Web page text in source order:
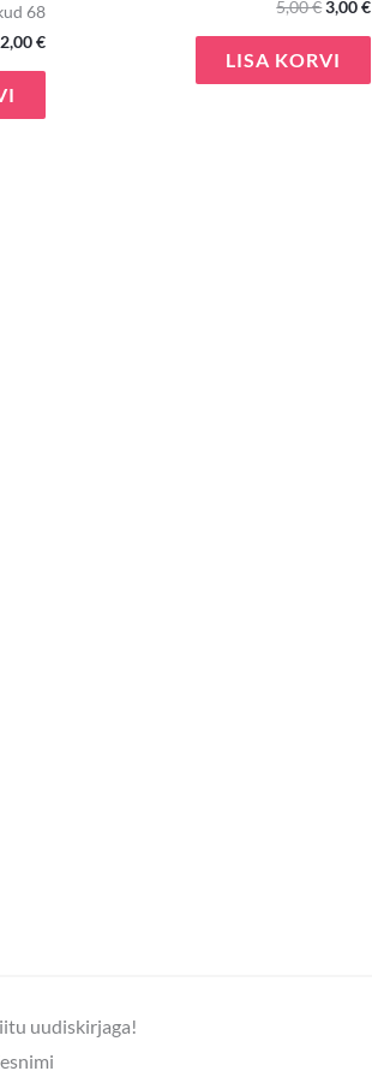
68
2,00€
5,00€3,00€
LISA KORVI
uudiskirjaga!